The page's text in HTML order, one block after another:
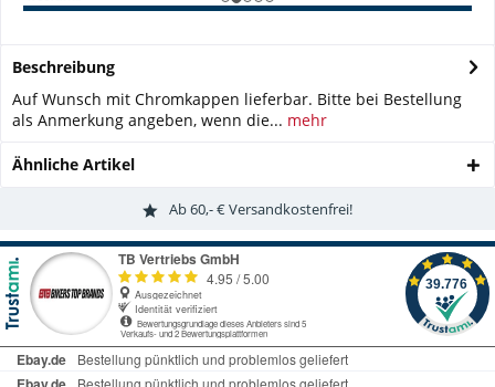
Beschreibung
Auf Wunsch mit Chromkappen lieferbar. Bitte bei Bestellung
als Anmerkung angeben, wenn die... mehr
Ähnliche Artikel
Ab 60,- € Versandkostenfrei!